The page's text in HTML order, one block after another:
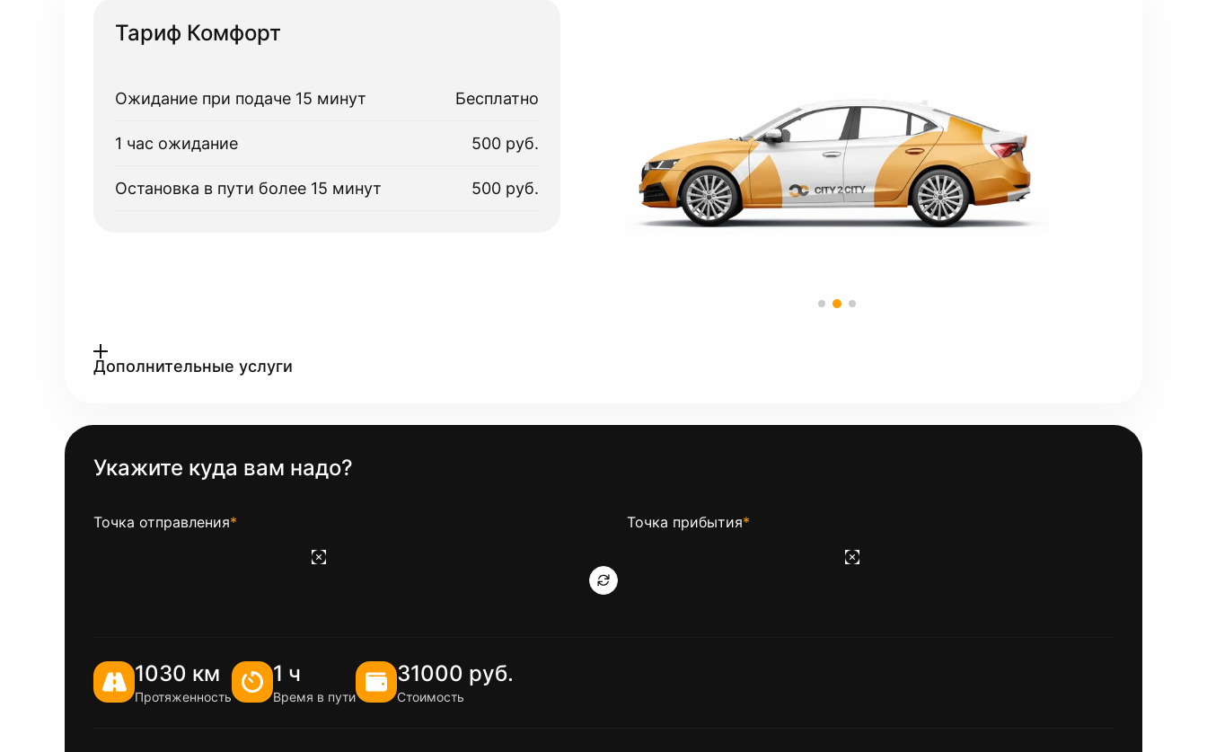
Тариф Комфорт
Ожидание при подаче 15 минут Бесплатно
1 час ожидание 500 руб.
Остановка в пути более 15 минут 500 руб.
Дополнительные услуги
Укажите куда вам надо?
Точка отправления* Точка прибытия*
1030 км
Протяженность
1 ч
Время в пути
31000 руб.
Стоимость